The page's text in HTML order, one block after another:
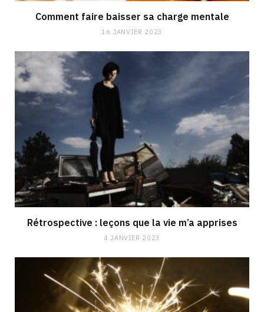
Comment faire baisser sa charge mentale
16 JANVIER 2023
Rétrospective : leçons que la vie m’a apprises
4 JANVIER 2023